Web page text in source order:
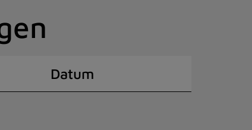
Datum